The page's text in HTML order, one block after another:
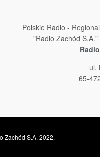
Polskie Radio -
"Radio Zachód
ul.
65-
Zachód S.A. 2022.